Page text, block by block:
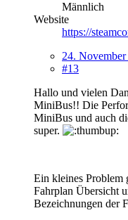
Männlich
Website
https://
24.
#13
Hallo und vielen
MiniBus!! Die
MiniBus und auch
super.
Ein kleines Problem
Fahrplan Übersicht
Bezeichnungen der